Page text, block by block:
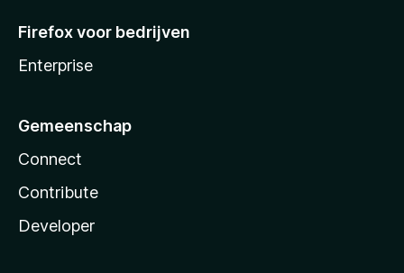
Firefox voor bedrijven
Enterprise
Gemeenschap
Connect
Contribute
Developer